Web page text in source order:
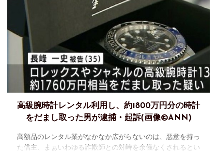
高級腕時計レンタル利用し、約1800万円分の時計
をだまし取った男が逮捕・起訴(画像©ANN)
高額品のレンタル業がなかなか広がらないのは、悪意を持っ
た借主、まぁいわゆる詐欺師との対峙を余儀なくされるとい